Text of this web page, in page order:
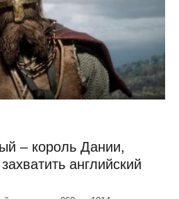
– король Дании,
английский